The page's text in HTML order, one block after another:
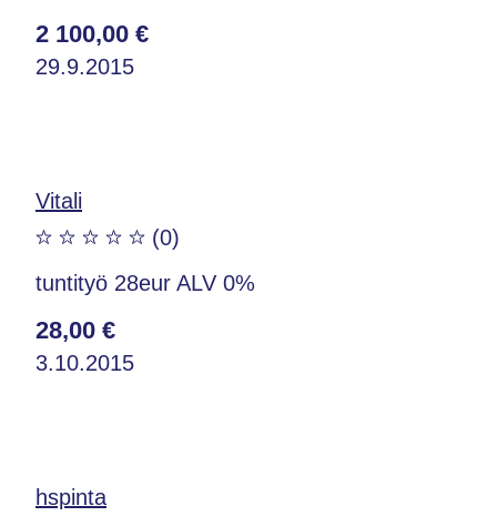
2 100,00 €
29.9.2015
Vitali
(0)
tuntityö 28eur ALV 0%
28,00 €
3.10.2015
hspinta